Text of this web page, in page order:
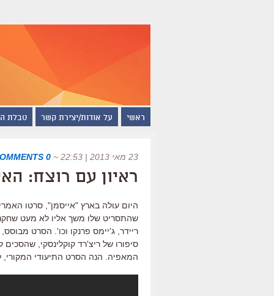
ראשי על אודות/יצירת קשר טבלת
23 מאי 2013 | 22:53 ~
0 COMMENTS
ראיון עם רוצח:
היום עולה בארץ "אייסמן", סרטו
שהתסריט שלו משך אליו לא מעט שחקנים
סיפורו של ריצ'רד קוקלינסקי,
המאפיה. הנה הסרט התיעודי המקורי,